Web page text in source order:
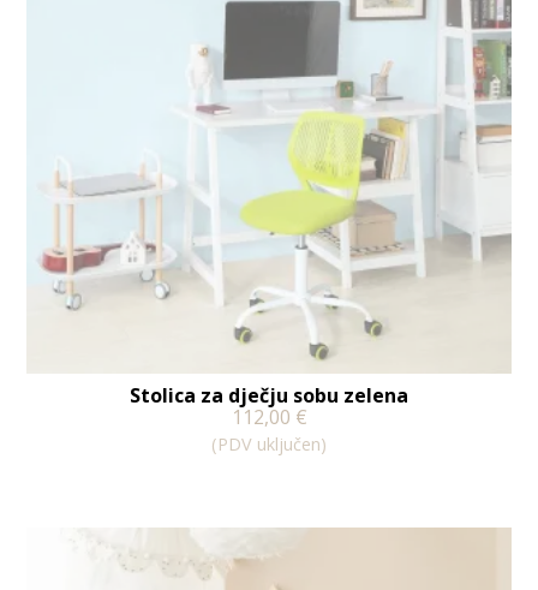
Stolica za dječju sobu zelena
112,00 €
(PDV uključen)